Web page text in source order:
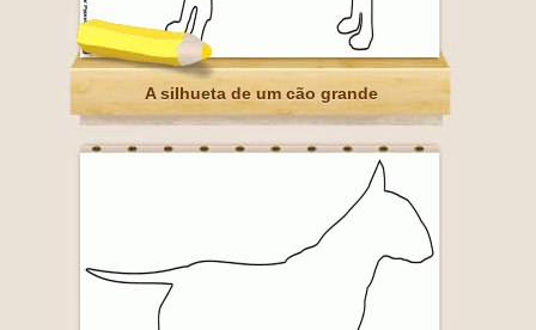
A silhueta de um cão grande